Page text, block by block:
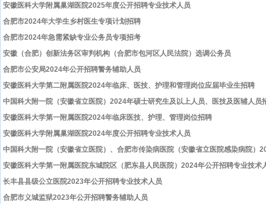
安徽医科大学附属巢湖医院2025年度公开招聘专业技术人员
合肥市2024年大学生乡村医生专项计划招聘
合肥市2024年急需紧缺专业公务员专项招考
安徽（合肥）创新法务区审判机构（合肥市包河区人民法院）选调公务员
合肥市公安局2024年公开招聘警务辅助人员
安徽医科大学第二附属医院2024年临床、医技、护理和管理岗位应届毕业生招聘
中国科大附一院（安徽省立医院）2024年硕士研究生及以上人员、医技及医辅人员
安徽医科大学第一附属医院2024年临床医技、护理、管理岗位招聘
安徽医科大学附属巢湖医院2024年度公开招聘专业技术人员
中国科大附一院（安徽省立医院）、合肥市传染病医院（安徽省立医院感染病院）
安徽医科大学第一附属医院东城院区（肥东县人民医院）2024年公开招聘专业技术
长丰县县级公立医院2023年公开招聘专业技术人员
合肥市义城监狱2023年公开招聘警务辅助人员